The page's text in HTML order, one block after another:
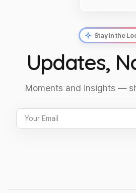
Stay in the
Updates,
Moments and insights —